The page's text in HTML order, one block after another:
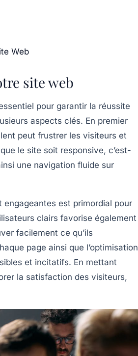
Web
site web
pour garantir la réussite
aspects clés. En premier
peut frustrer les visiteurs et
le site soit responsive, c’est-
une navigation fluide sur
est primordial pour
clairs favorise également
facilement ce qu’ils
page ainsi que l’optimisation
et incitatifs. En mettant
la satisfaction des visiteurs,